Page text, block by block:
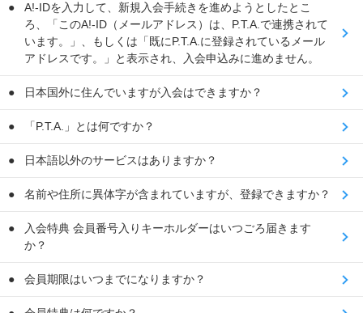
A!-IDを入力して、新規入会手続きを進めようとしたとこ
ろ、「このA!-ID（メールアドレス）は、P.T.A.で連携されて
います。」、もしくは「既にP.T.A.に登録されているメール
アドレスです。」と表示され、入会申込みに進めません。
日本国外に住んでいますが入会はできますか？
「P.T.A.」とは何ですか？
日本語以外のサービスはありますか？
名前や住所に異体字が含まれていますが、登録できますか？
入会特典 会員番号入りキーホルダーはいつごろ届きます
か？
会員期限はいつまでになりますか？